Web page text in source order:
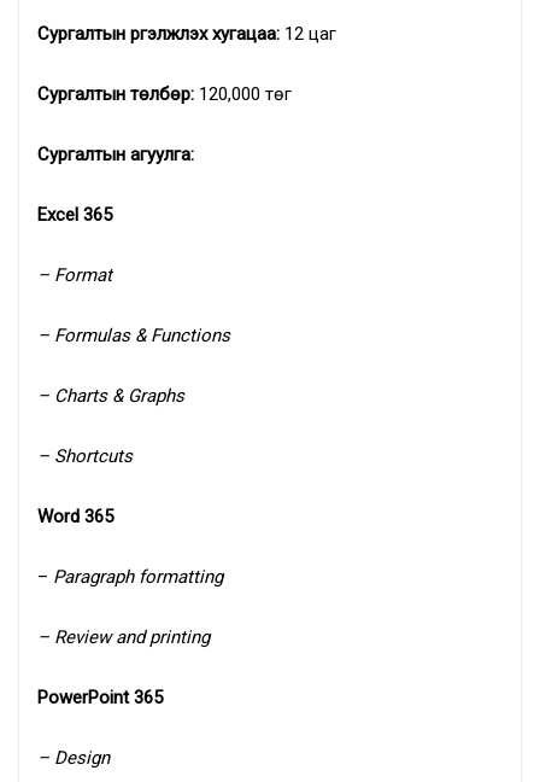
Сургалтын үргэлжлэх хугацаа: 12 цаг
Сургалтын төлбөр: 120,000 төг
Сургалтын агуулга:
Excel 365
– Format
– Formulas & Functions
– Charts & Graphs
– Shortcuts
Word 365
– Paragraph formatting
– Review and printing
PowerPoint 365
– Design